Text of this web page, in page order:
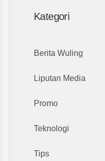
Kategori
Berita Wuling
Liputan Media
Promo
Teknologi
Tips